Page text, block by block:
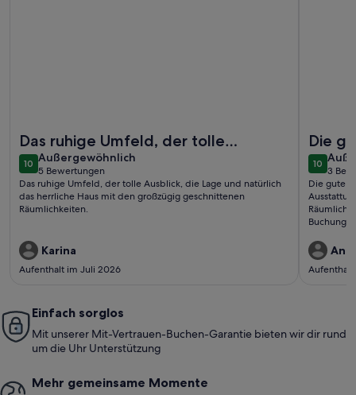
Das ruhige Umfeld, der tolle
Ausblick, die Lage und natürlich das
herrliche Haus mit den großzügig..
1010 von 10
Außergewöhnlich
außergewöhnlich
5 Bewertungen
(5
bewertungen)
Das ruhige Umfeld, der tolle Ausblick, die Lage und natürlich
das herrliche Haus mit den großzügig geschnittenen
Räumlichkeiten.
Karina
Aufenthalt im Juli 2026
Die
die
sowie
1010 von
3
(3
Die gute
kommen
Einfach sorglos
Mit unserer Mit-Vertrauen-Buchen-Garantie bieten wir dir rund
um die Uhr Unterstützung
Mehr gemeinsame Momente